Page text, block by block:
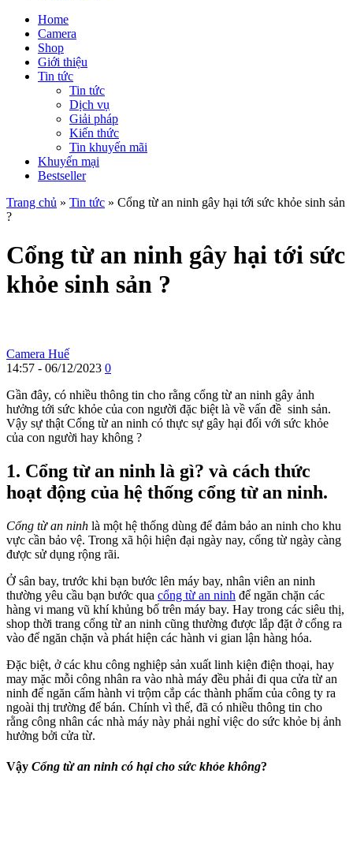
Home
Camera
Shop
Giới thiệu
Tin tức
Tin tức
Dịch vụ
Giải pháp
Kiến thức
Tin khuyến mãi
Khuyến mại
Bestseller
Trang chủ » Tin tức » Cổng từ an ninh gây hại tới sức khỏe sinh sản
?
Cổng từ an ninh gây hại tới sức
khỏe sinh sản ?
Camera Huế
14:57 - 06/12/2023 0
Gần đây, có nhiều thông tin cho rằng cổng từ an ninh gây ảnh
hưởng tới sức khỏe của con người đặc biệt là về vấn đề sinh sản.
Vậy sự thật Cổng từ an ninh có thực sự gây hại đối với sức khỏe
của con người hay không ?
1. Cổng từ an ninh là gì? và cách thức
hoạt động của hệ thống cổng từ an ninh.
Cổng từ an ninh là một hệ thống dùng để đảm bảo an ninh cho khu
vực cần bảo vệ. Trong xã hội hiện đại ngày nay, cổng từ ngày càng
được sử dụng rộng rãi.
Ở sân bay, trước khi bạn bước lên máy bay, nhân viên an ninh
thường yêu cầu bạn bước qua cổng từ an ninh để ngăn chặn các
hàng vi mang vũ khí khủng bố trên máy bay. Hay trong các siêu thị,
shop thời trang cổng từ an ninh cũng thường được lắp đặt ở cổng ra
vào để ngăn chặn và phát hiện các hành vi gian lận hàng hóa.
Đặc biệt, ở các khu công nghiệp sản xuất linh kiện điện thoại, hay
may mặc mỗi công nhân ra vào nhà máy đều phải đi qua cửa từ an
ninh để ngăn cấm hành vi trộm cắp các thành phẩm của công ty ra
ngoài thị trường để bán. Chính vì thế, đã có nhiều thông tin cho
rằng công nhân các nhà máy này phải nghỉ việc do sức khỏe bị ảnh
hưởng bởi cửa từ.
Vậy Cổng từ an ninh có hại cho sức khỏe không?